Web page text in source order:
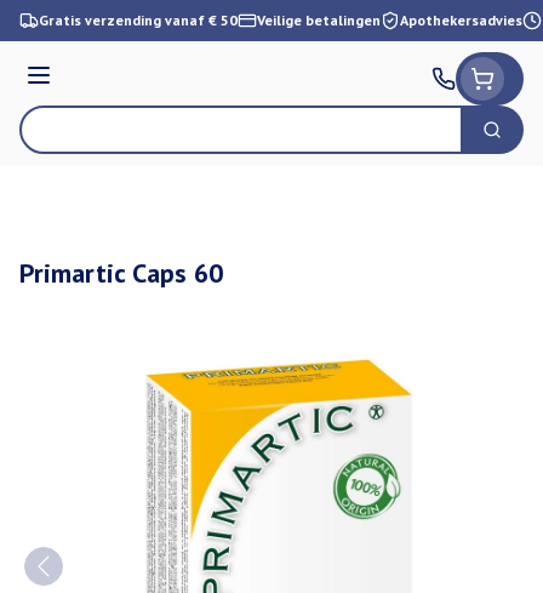
Ga naar de inhoud
Gratis verzending vanaf € 50 Veilige betalingen Apothekersadvies
Menu
Product, merk, categorie... Zoek
Primartic Caps 60